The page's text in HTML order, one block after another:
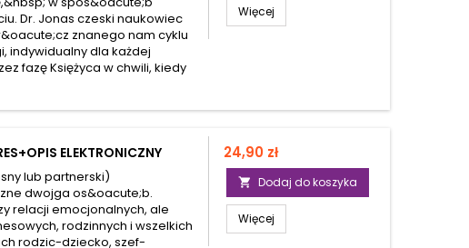
Dr. Jonas czeski naukowiec
znanego nam cyklu
indywidualny dla każdej
fazę Księżyca w chwili, kiedy
Więcej
ELEKTRONICZNY
lub partnerski)
dwojga os&oacute;b.
relacji emocjonalnych, ale
rodzinnych i wszelkich
rodzic-dziecko, szef-
Cena
24,90 zł
 Dodaj do koszyka
Więcej